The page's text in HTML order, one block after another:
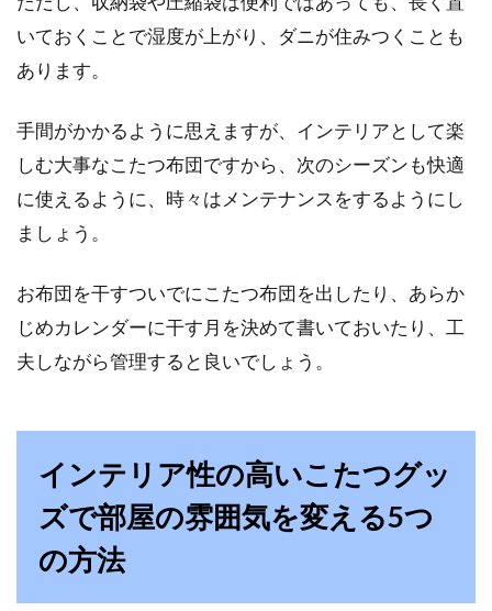
いておくことで湿度が上がり、ダニが住みつくことも
あります。
手間がかかるように思えますが、インテリアとして楽
しむ大事なこたつ布団ですから、次のシーズンも快適
に使えるように、時々はメンテナンスをするようにし
ましょう。
お布団を干すついでにこたつ布団を出したり、あらか
じめカレンダーに干す月を決めて書いておいたり、工
夫しながら管理すると良いでしょう。
インテリア性の高いこたつグッ
ズで部屋の雰囲気を変える5つ
の方法